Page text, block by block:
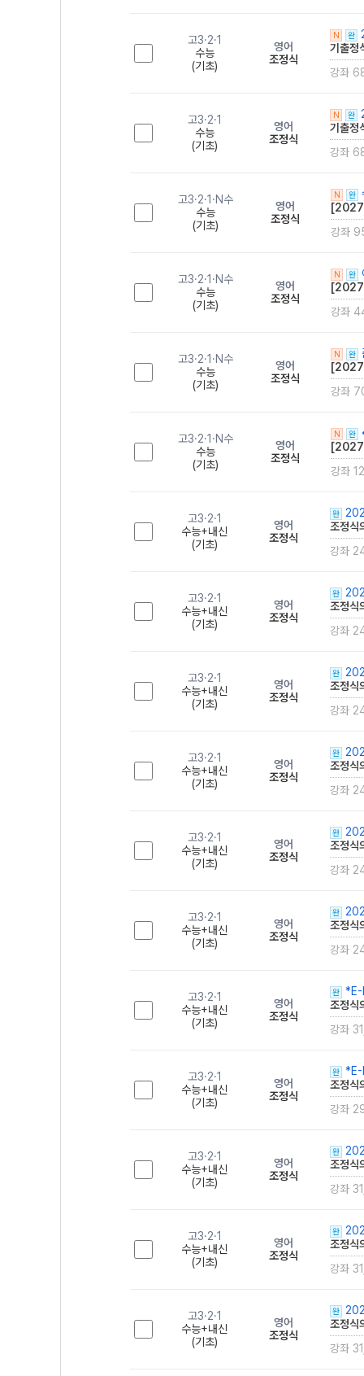
고3·2·1
수능
(기초)
영어
조정식
N 완
기출정
강좌
고3·2·1
수능
(기초)
영어
조정식
N 완
기출정
강좌
고3·2·1·N수
수능
(기초)
영어
조정식
N 완
[2027]
강좌
고3·2·1·N수
수능
(기초)
영어
조정식
N 완
[2027]
강좌
고3·2·1·N수
수능
(기초)
영어
조정식
N 완
[2027]
강좌
고3·2·1·N수
수능
(기초)
영어
조정식
N 완
강좌
고3·2·1
수능+내신
(기초)
영어
조정식
완
조정
강좌
고3·2·1
수능+내신
(기초)
영어
조정식
완
조정식
강좌
고3·2·1
수능+내신
(기초)
영어
조정식
완
조정
강좌
고3·2·1
수능+내신
(기초)
영어
조정식
완
조정식
강좌
고3·2·1
수능+내신
(기초)
영어
조정식
완
조정
강좌
고3·2·1
수능+내신
(기초)
영어
조정식
완
조정식
강좌
고3·2·1
수능+내신
(기초)
영어
조정식
완 *E-
조정
강좌
고3·2·1
수능+내신
(기초)
영어
조정식
완 *E-
조정식
강좌
고3·2·1
수능+내신
(기초)
영어
조정식
완
조정
강좌
고3·2·1
수능+내신
(기초)
영어
조정식
완
조정식
강좌
고3·2·1
수능+내신
(기초)
영어
조정식
완
조정
강좌